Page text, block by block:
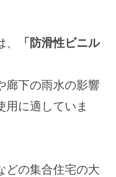
「防滑性ビニル
廊下の雨水の影響
用に適していま
どの集合住宅の大